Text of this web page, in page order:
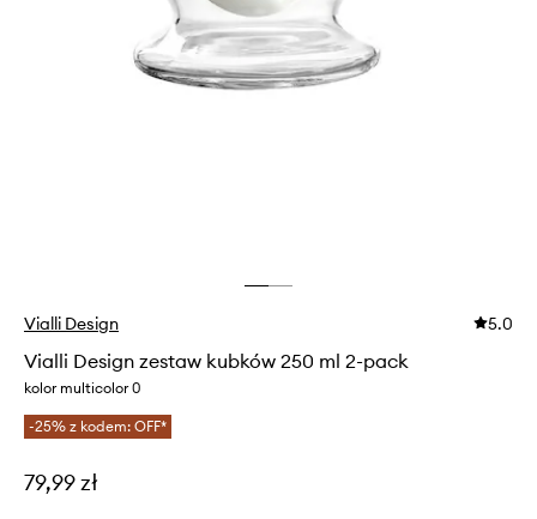
Vialli Design 5.0
Vialli Design zestaw kubków 250 ml 2-pack
kolor multicolor 0
-25% z kodem: OFF*
79,99 zł